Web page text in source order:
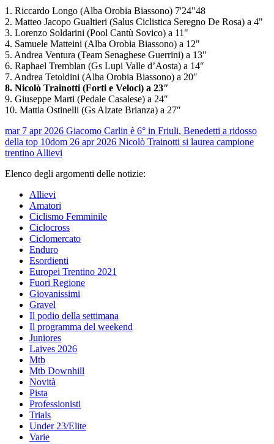
1. Riccardo Longo (Alba Orobiа Biassono) 7'24"48
2. Matteo Jacopo Gualtieri (Salus Ciclistica Seregno De Rosa) a 4"
3. Lorenzo Soldarini (Pool Cantù Sovico) a 11"
4. Samuele Matteini (Alba Orobiа Biassono) a 12"
5. Andrea Ventura (Team Senaghese Guerrini) a 13"
6. Raphael Tremblan (Gs Lupi Valle d’Aosta) a 14″
7. Andrea Tetoldini (Alba Orobiа Biassono) a 20″
8. Nicolò Trainotti (Forti e Veloci) a 23″
9. Giuseppe Marti (Pedale Casalese) a 24″
10. Mattia Ostinelli (Gs Alzate Brianza) a 27″
mar 7 apr 2026 Giacomo Carlin è 6° in Friuli, Benedetti a ridosso
della top 10dom 26 apr 2026 Nicolò Trainotti si laurea campione
trentino Allievi
Elenco degli argomenti delle notizie:
Allievi
Amatori
Ciclismo Femminile
Ciclocross
Ciclomercato
Enduro
Esordienti
Europei Trentino 2021
Fuori Regione
Giovanissimi
Gravel
Il podio della settimana
Il programma del weekend
Juniores
Laives 2026
Mtb
Mtb Downhill
Novità
Pista
Professionisti
Trials
Under 23/Elite
Varie